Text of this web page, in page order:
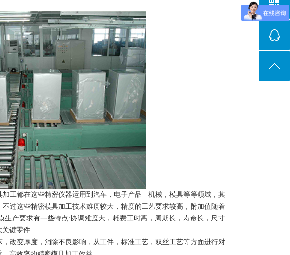
都在这些精密仪器运用到汽车，电子产品，机械，模具等等领域，其
过这些精密模具加工技术难度较大，精度的工艺要求较高，附加值随着
产要求有一些特点:协调难度大，耗费工时高，周期长，寿命长，尺寸
关键零件
变厚度，消除不良影响，从工件，标准工艺，双丝工艺等方面进行对